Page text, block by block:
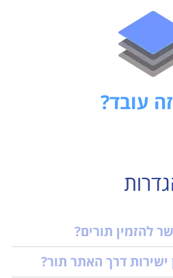
עובד?
להזמין תורים?
דרך האתר תור?